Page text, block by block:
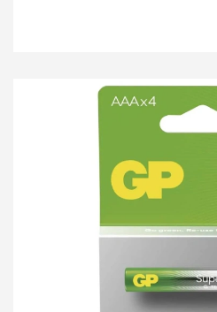
elektronické spotřebiče. Cena
baleny po čtyřech kusech, do